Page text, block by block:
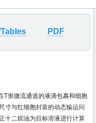
PDF
T形微流通道的液滴包裹和细胞
寸与红细胞封装的动态输运问
十二烷油为目标溶液进行计算